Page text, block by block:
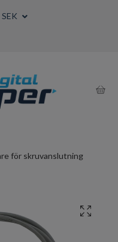
SEK
för skruvanslutning